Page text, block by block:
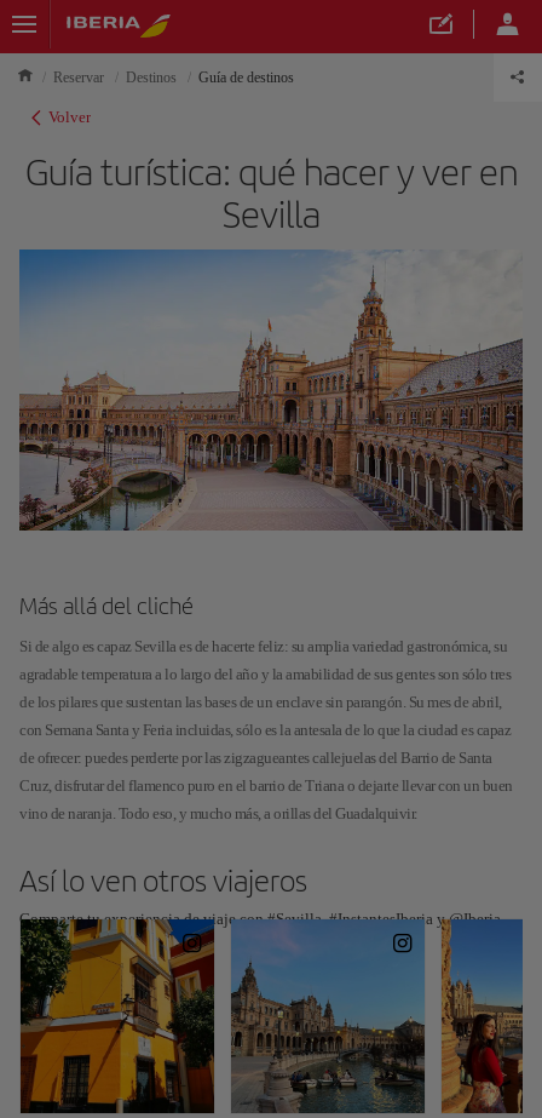
Reservar Destinos Guía de destinos
Volver
Guía turística: qué hacer y ver en
Sevilla
Más allá del cliché
Si de algo es capaz Sevilla es de hacerte feliz: su amplia variedad gastronómica, su
agradable temperatura a lo largo del año y la amabilidad de sus gentes son sólo tres
de los pilares que sustentan las bases de un enclave sin parangón. Su mes de abril,
con Semana Santa y Feria incluidas, sólo es la antesala de lo que la ciudad es capaz
de ofrecer: puedes perderte por las zigzagueantes callejuelas del Barrio de Santa
Cruz, disfrutar del flamenco puro en el barrio de Triana o dejarte llevar con un buen
vino de naranja. Todo eso, y mucho más, a orillas del Guadalquivir.
Así lo ven otros viajeros
Comparte tu experiencia de viaje con #Sevilla, #InstantesIberia y @Iberia